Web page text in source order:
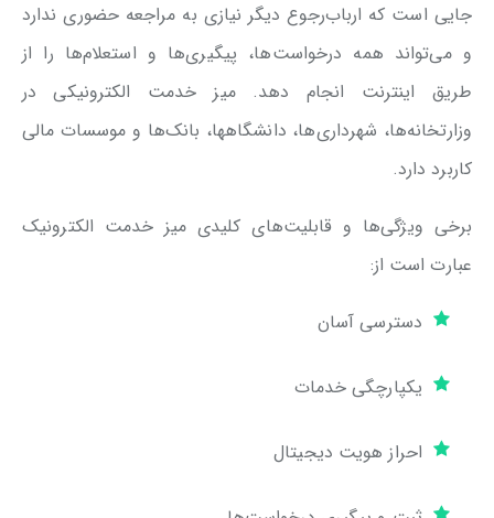
جایی است که ارباب‌رجوع دیگر نیازی به مراجعه حضوری ندارد
و می‌تواند همه درخواست‌ها، پیگیری‌ها و استعلام‌ها را از
طریق اینترنت انجام دهد. میز خدمت الکترونیکی در
وزارتخانه‌ها، شهرداری‌ها، دانشگاهها، بانک‌ها و موسسات مالی
کاربرد دارد.
برخی ویژگی‌ها و قابلیت‌های کلیدی میز خدمت الکترونیک
عبارت است از:
دسترسی آسان
یکپارچگی خدمات
احراز هویت دیجیتال